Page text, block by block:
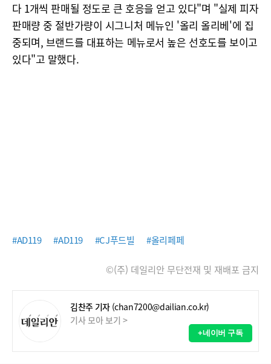
다 1개씩 판매될 정도로 큰 호응을 얻고 있다"며 "실제 피자
판매량 중 절반가량이 시그니처 메뉴인 '올리 올리베'에 집
중되며, 브랜드를 대표하는 메뉴로서 높은 선호도를 보이고
있다"고 말했다.
#AD119 #AD119 #CJ푸드빌 #올리페페
©(주) 데일리안 무단전재 및 재배포 금지
김찬주 기자 (chan7200@dailian.co.kr)
기사 모아 보기 >
+네이버 구독